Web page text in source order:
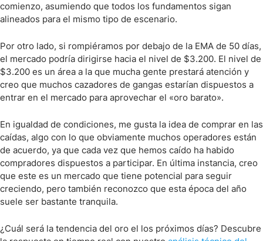
comienzo, asumiendo que todos los fundamentos sigan
alineados para el mismo tipo de escenario.
Por otro lado, si rompiéramos por debajo de la EMA de 50 días,
el mercado podría dirigirse hacia el nivel de $3.200. El nivel de
$3.200 es un área a la que mucha gente prestará atención y
creo que muchos cazadores de gangas estarían dispuestos a
entrar en el mercado para aprovechar el «oro barato».
En igualdad de condiciones, me gusta la idea de comprar en las
caídas, algo con lo que obviamente muchos operadores están
de acuerdo, ya que cada vez que hemos caído ha habido
compradores dispuestos a participar. En última instancia, creo
que este es un mercado que tiene potencial para seguir
creciendo, pero también reconozco que esta época del año
suele ser bastante tranquila.
¿Cuál será la tendencia del oro el los próximos días? Descubre